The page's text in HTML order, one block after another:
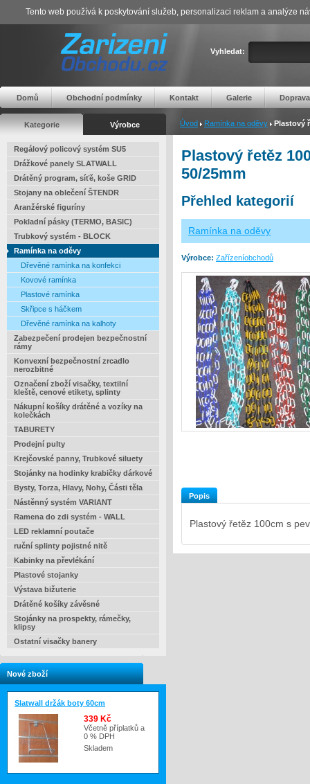
Vyhledat:
Domů Obchodní podmínky Kontakt Galerie Doprava
Kategorie Výrobce Úvod Ramínka na oděvy Plastový
Regálový policový systém SU5
Drážkové panely SLATWALL
Drátěný program, síťě, koše GRID
Stojany na oblečení ŠTENDR
Aranžérské figuríny
Pokladní pásky (TERMO, BASIC)
Trubkový systém - BLOCK
Ramínka na oděvy
Dřevěné ramínka na konfekci
Kovové ramínka
Plastové ramínka
Skřipce s háčkem
Dřevěné ramínka na kalhoty
Zabezpečení prodejen bezpečnostní
rámy
Konvexní bezpečnostní zrcadlo
nerozbitné
Označení zboží visačky, textilní
kleště, cenové etikety, splinty
Nákupní košíky drátěné a vozíky na
kolečkách
TABURETY
Prodejní pulty
Krejčovské panny, Trubkové siluety
Stojánky na hodinky krabičky dárkové
Bysty, Torza, Hlavy, Nohy, Části těla
Nástěnný systém VARIANT
Ramena do zdi systém - WALL
LED reklamní poutače
ruční splinty pojistné nitě
Kabinky na převlékání
Plastové stojanky
Výstava bižuterie
Drátěné košíky závěsné
Stojánky na prospekty, rámečky,
klipsy
Ostatní visačky banery
Nové zboží
Slatwall držák boty 60cm
339 Kč
Včetně příplatků a
0 % DPH
Skladem
Plastový řetěz
50/25mm
Přehled kategorií
Ramínka na oděvy
Výrobce: Zařízeníobchodů
Popis
Plastový řetěz 100cm s
Tento web používá k poskytování služeb, personalizaci reklam a analýze